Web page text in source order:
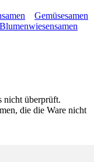
Gemüsesamen
Blumenwiesensamen
nicht überprüft.
die die Ware nicht